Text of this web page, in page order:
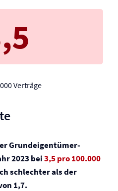
Verträge
Grundeigentümer-
2023 bei3,5 pro 100.000
schlechter als der
1,7.